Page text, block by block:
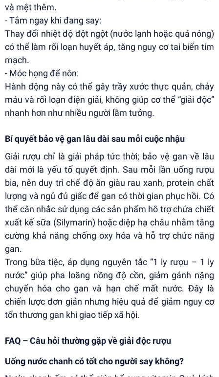
và mệt thêm.
- Tắm ngay khi đang say:
Thay đổi nhiệt độ đột ngột (nước lạnh hoặc quá nóng)
có thể làm rối loạn huyết áp, tăng nguy cơ tai biến tim
mạch.
- Móc họng để nôn:
Hành động này có thể gây trầy xước thực quản, chảy
máu và rối loạn điện giải, không giúp cơ thể “giải độc”
nhanh hơn như nhiều người lầm tưởng.
Bí quyết bảo vệ gan lâu dài sau mỗi cuộc nhậu
Giải rượu chỉ là giải pháp tức thời; bảo vệ gan về lâu
dài mới là yếu tố quyết định. Sau mỗi lần uống rượu
bia, nên duy trì chế độ ăn giàu rau xanh, protein chất
lượng và ngủ đủ giấc để gan có thời gian phục hồi. Có
thể cân nhắc sử dụng các sản phẩm hỗ trợ chứa chiết
xuất kế sữa (Silymarin) hoặc diệp hạ châu nhằm tăng
cường khả năng chống oxy hóa và hỗ trợ chức năng
gan.
Trong bữa tiệc, áp dụng nguyên tắc “1 ly rượu – 1 ly
nước” giúp pha loãng nồng độ cồn, giảm gánh nặng
chuyển hóa cho gan và hạn chế mất nước. Đây là
chiến lược đơn giản nhưng hiệu quả để giảm nguy cơ
tổn thương gan khi giao tiếp xã hội.
FAQ – Câu hỏi thường gặp về giải độc rượu
Uống nước chanh có tốt cho người say không?